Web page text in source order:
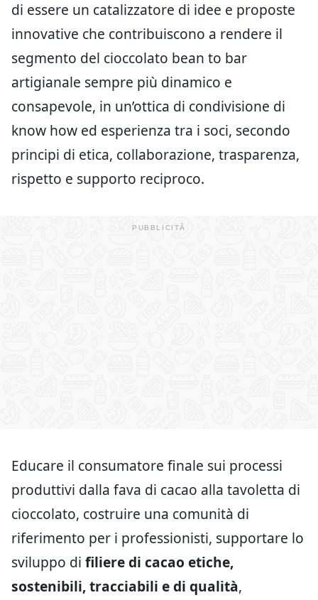
di essere un catalizzatore di idee e proposte
innovative che contribuiscono a rendere il
segmento del cioccolato bean to bar
artigianale sempre più dinamico e
consapevole, in un’ottica di condivisione di
know how ed esperienza tra i soci, secondo
principi di etica, collaborazione, trasparenza,
rispetto e supporto reciproco.
Educare il consumatore finale sui processi
produttivi dalla fava di cacao alla tavoletta di
cioccolato, costruire una comunità di
riferimento per i professionisti, supportare lo
sviluppo di filiere di cacao etiche,
sostenibili, tracciabili e di qualità,